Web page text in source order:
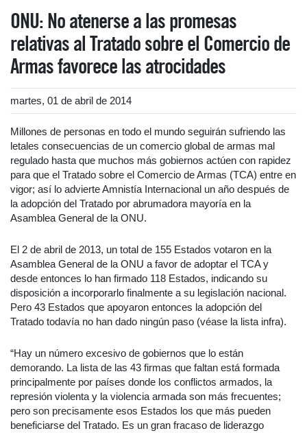
ONU: No atenerse a las promesas
relativas al Tratado sobre el Comercio de
Armas favorece las atrocidades
martes, 01 de abril de 2014
Millones de personas en todo el mundo seguirán sufriendo las
letales consecuencias de un comercio global de armas mal
regulado hasta que muchos más gobiernos actúen con rapidez
para que el Tratado sobre el Comercio de Armas (TCA) entre en
vigor; así lo advierte Amnistía Internacional un año después de
la adopción del Tratado por abrumadora mayoría en la
Asamblea General de la ONU.
El 2 de abril de 2013, un total de 155 Estados votaron en la
Asamblea General de la ONU a favor de adoptar el TCA y
desde entonces lo han firmado 118 Estados, indicando su
disposición a incorporarlo finalmente a su legislación nacional.
Pero 43 Estados que apoyaron entonces la adopción del
Tratado todavía no han dado ningún paso (véase la lista infra).
“Hay un número excesivo de gobiernos que lo están
demorando. La lista de las 43 firmas que faltan está formada
principalmente por países donde los conflictos armados, la
represión violenta y la violencia armada son más frecuentes;
pero son precisamente esos Estados los que más pueden
beneficiarse del Tratado. Es un gran fracaso de liderazgo